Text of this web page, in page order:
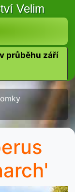
Velim
průběhu září